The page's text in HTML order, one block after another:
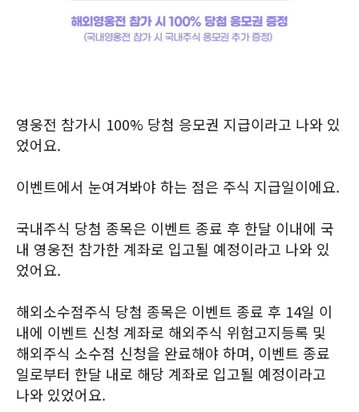
영웅전 참가시 100% 당첨 응모권 지급이라고 나와 있
었어요.
이벤트에서 눈여겨봐야 하는 점은 주식 지급일이에요.
국내주식 당첨 종목은 이벤트 종료 후 한달 이내에 국
내 영웅전 참가한 계좌로 입고될 예정이라고 나와 있
었어요.
해외소수점주식 당첨 종목은 이벤트 종료 후 14일 이
내에 이벤트 신청 계좌로 해외주식 위험고지등록 및
해외주식 소수점 신청을 완료해야 하며, 이벤트 종료
일로부터 한달 내로 해당 계좌로 입고될 예정이라고
나와 있었어요.